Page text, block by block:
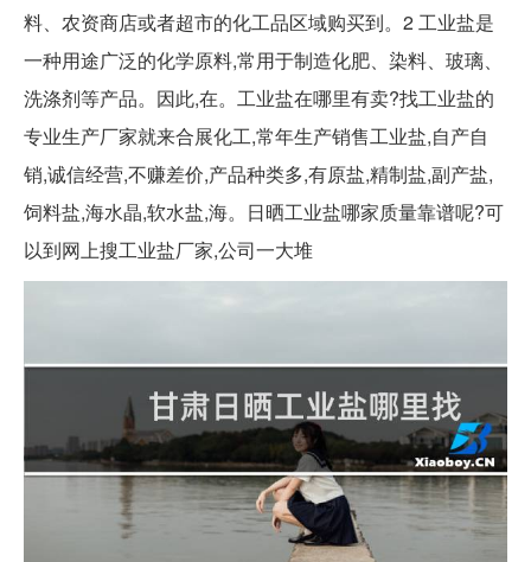
料、农资商店或者超市的化工品区域购买到。2 工业盐是
一种用途广泛的化学原料,常用于制造化肥、染料、玻璃、
洗涤剂等产品。因此,在。工业盐在哪里有卖?找工业盐的
专业生产厂家就来合展化工,常年生产销售工业盐,自产自
销,诚信经营,不赚差价,产品种类多,有原盐,精制盐,副产盐,
饲料盐,海水晶,软水盐,海。日晒工业盐哪家质量靠谱呢?可
以到网上搜工业盐厂家,公司一大堆